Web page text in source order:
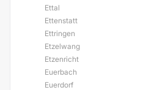
Ettal
Ettenstatt
Ettringen
Etzelwang
Etzenricht
Euerbach
Euerdorf